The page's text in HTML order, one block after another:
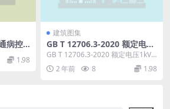
病控
1.98
建筑图集
GB T 12706.3-2020 额定电压
1kV Um=1.2 kV 到35kV Um
=40.5 kV 挤包绝缘电力电缆及
附件 第3部分：额定电压35kV
GB T 12706.3-2020 额定电压1kV
Um=1.2 kV 到35k...
2 年前 8 1.98